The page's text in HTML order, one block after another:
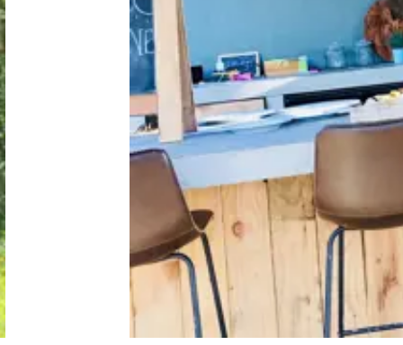
Nieuws / blog
Over Campingzoeker
Veel gestelde vragen
Meld mijn camping aan